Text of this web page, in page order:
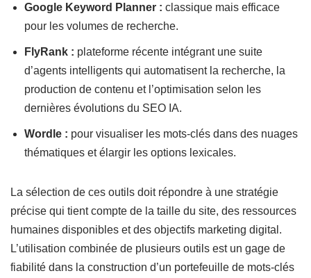
Google Keyword Planner : classique mais efficace
pour les volumes de recherche.
FlyRank : plateforme récente intégrant une suite
d’agents intelligents qui automatisent la recherche, la
production de contenu et l’optimisation selon les
dernières évolutions du SEO IA.
Wordle : pour visualiser les mots-clés dans des nuages
thématiques et élargir les options lexicales.
La sélection de ces outils doit répondre à une stratégie
précise qui tient compte de la taille du site, des ressources
humaines disponibles et des objectifs marketing digital.
L’utilisation combinée de plusieurs outils est un gage de
fiabilité dans la construction d’un portefeuille de mots-clés